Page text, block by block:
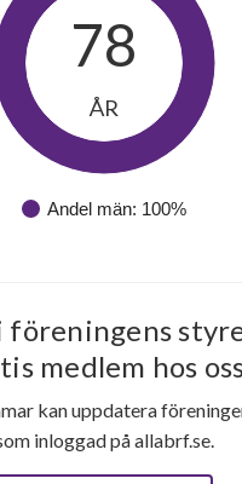
Andel män: 100%
78
ÅR
medlem hos
kan uppdatera
inloggad på allabrf.se.